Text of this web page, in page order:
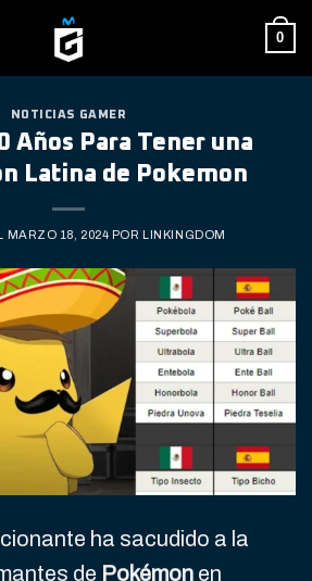
0
NOTICIAS GAMER
Años Para Tener una
Latina de Pokemon
MARZO 18, 2024 POR LINKINGDOM
ha sacudido a la
de Pokémon en